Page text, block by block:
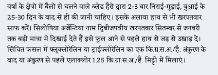
वर्षा के क्षेत्रों में बैलों से चलने वाले ब्लेड हैरो द्वारा 2-3 बार निराई-गुड़ाई, बुआई के
25-30 दिन के बाद से ही की जानी चाहिए। इसके अलावा हाथ से भी खरपतवार
साफ करें। सिलोषिया अर्जेन्टिया नाम द्विबीजपत्रीय खरपतवार सितम्बर से जनवरी
तक बड़ी मात्रा में दिखाई देते हैं इसे फूल आने से पहले हाथ से जड़ से उखाड़ दें।
सिंचित फसल में फ्लूक्लोरेलिन या ट्राईफ्लोरेलिन का एक कि.ग्र.स.अ./है. अंकुरण के
बाद या अंकुरण से पहले एलाक्लोर 1.25 कि.ग्रा.स.अ./है. मिट्टी में मिलाएं।